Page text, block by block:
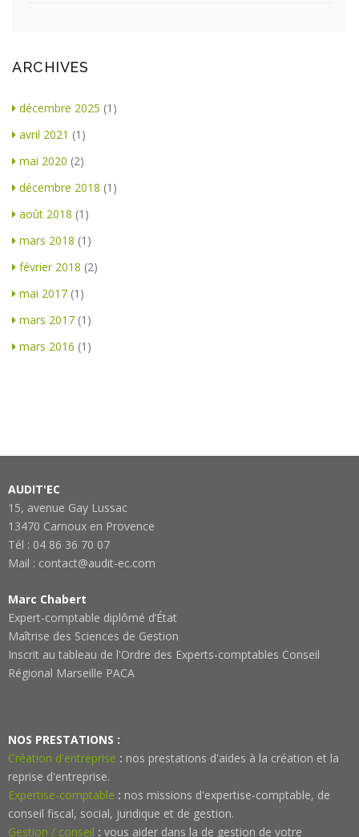
ARCHIVES
décembre 2025 (1)
avril 2021 (1)
mai 2020 (2)
décembre 2018 (1)
août 2018 (1)
mars 2018 (1)
février 2018 (2)
mai 2017 (1)
mars 2017 (1)
mars 2016 (1)
AUDIT'EC
15, avenue Gay Lussac
13470 Carnoux en Provence
Tél : 04 86 36 70 07
Mail : contact@audit-ec.com
Marc Chabert
Expert-comptable diplômé d’État
Maîtrise des Sciences de Gestion
Inscrit au tableau de l'Ordre des Experts-comptables Conseil
Régional Marseille PACA
NOS PRESTATIONS :
Création d'entreprise : nos prestations d'aides à la création et la
reprise d'entreprise.
Expertise-comptable : nos missions d'expertise-comptable, de
conseil fiscal, social, juridique et de gestion.
Gestion / conseil : vous aider dans la de gestion de votre